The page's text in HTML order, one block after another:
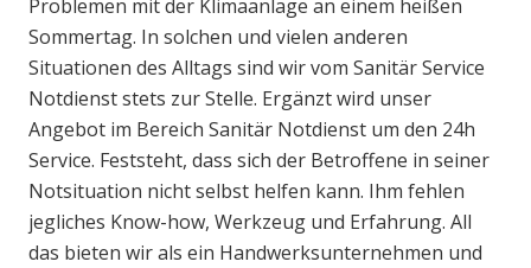
Problemen mit der Klimaanlage an einem heißen
Sommertag. In solchen und vielen anderen
Situationen des Alltags sind wir vom Sanitär Service
Notdienst stets zur Stelle. Ergänzt wird unser
Angebot im Bereich Sanitär Notdienst um den 24h
Service. Feststeht, dass sich der Betroffene in seiner
Notsituation nicht selbst helfen kann. Ihm fehlen
jegliches Know-how, Werkzeug und Erfahrung. All
das bieten wir als ein Handwerksunternehmen und